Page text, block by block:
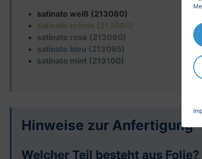
satinato weiß (213080)
satinato crème (213085)
satinato rosé (213090)
satinato bleu (213095)
satinato mint (213100)
Hinweise zur Anfertigung
Welcher Teil besteht aus Folie?